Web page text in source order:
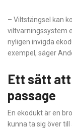
– Viltstängsel kan
viltvarningssystem
nyligen invigda
exempel, säger
Ett sätt
passage
En ekodukt är en
kunna ta sig över